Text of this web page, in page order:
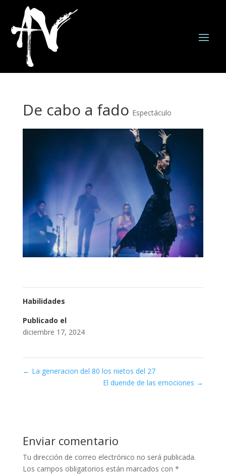
De cabo a fado Espectáculo
Habilidades
Publicado el
diciembre 17, 2024
← La generacion del 80 los nietos del 27
El duende de las emociones →
Enviar comentario
Tu dirección de correo electrónico no será publicada.
Los campos obligatorios están marcados con *